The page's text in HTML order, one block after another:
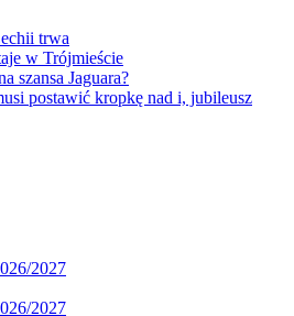
trwa
w Trójmieście
szansa Jaguara?
postawić kropkę nad i, jubileusz